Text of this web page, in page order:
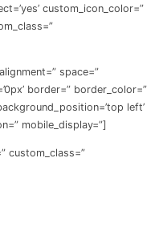
custom_icon_color=”
space=”
border=” border_color=”
left’
mobile_display=”]
custom_class=”